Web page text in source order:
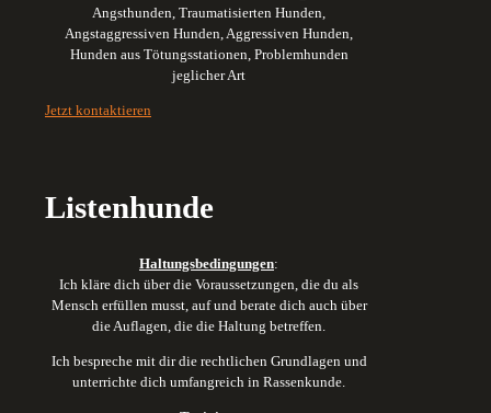
Angsthunden, Traumatisierten Hunden,
Angstaggressiven Hunden, Aggressiven Hunden,
Hunden aus Tötungsstationen, Problemhunden
jeglicher Art
Jetzt kontaktieren
Listenhunde
Haltungsbedingungen:
Ich kläre dich über die Voraussetzungen, die du als
Mensch erfüllen musst, auf und berate dich auch über
die Auflagen, die die Haltung betreffen.
Ich bespreche mit dir die rechtlichen Grundlagen und
unterrichte dich umfangreich in Rassenkunde.